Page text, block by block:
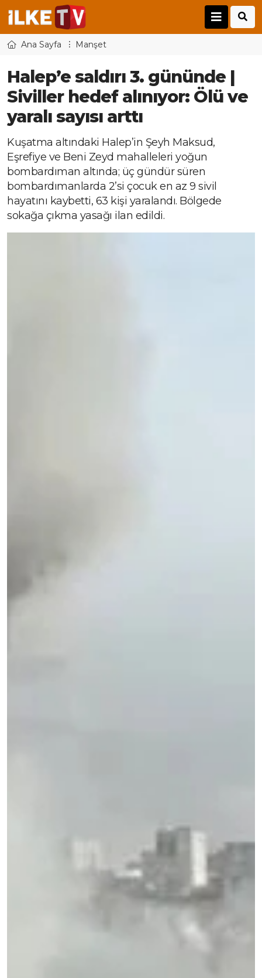
Ana Sayfa Manşet
Halep’e saldırı 3. gününde |
Siviller hedef alınıyor: Ölü ve
yaralı sayısı arttı
Kuşatma altındaki Halep’in Şeyh Maksud,
Eşrefiye ve Beni Zeyd mahalleleri yoğun
bombardıman altında; üç gündür süren
bombardımanlarda 2’si çocuk en az 9 sivil
hayatını kaybetti, 63 kişi yaralandı. Bölgede
sokağa çıkma yasağı ilan edildi.